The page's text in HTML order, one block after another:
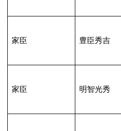
家臣 豊臣秀吉
家臣 明智光秀